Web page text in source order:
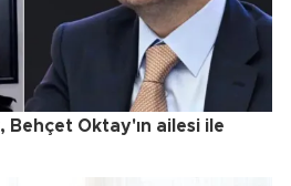
Behçet Oktay'ın ailesi ile